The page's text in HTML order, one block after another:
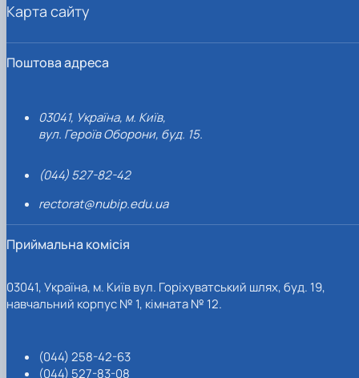
Поштова адреса
03041, Україна, м. Київ,
вул. Героїв Оборони, буд. 15.
(044) 527-82-42
rectorat@nubip.edu.ua
Приймальна комісія
03041, Україна, м. Київ вул. Горіхуватський шлях, буд. 19,
навчальний корпус № 1, кімната № 12.
(044) 258-42-63
(044) 527-83-08
Карта сайту